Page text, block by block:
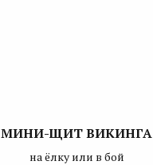
МИНИ-ЩИТ ВИКИНГА
на ёлку или в бой